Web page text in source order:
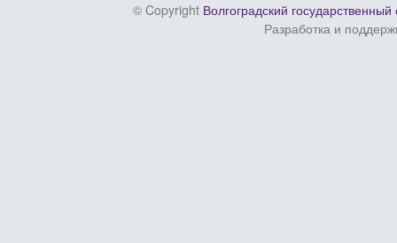
© Copyright Волгоградский
Разработка и